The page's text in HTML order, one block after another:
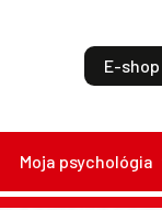
E-shop
Moja psychológia